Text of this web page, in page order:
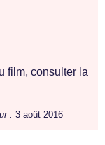
film, consulter la
: 3 août 2016